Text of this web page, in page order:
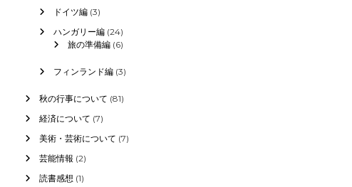
ドイツ編 (3)
ハンガリー編 (24)
旅の準備編 (6)
フィンランド編 (3)
秋の行事について (81)
経済について (7)
美術・芸術について (7)
芸能情報 (2)
読書感想 (1)